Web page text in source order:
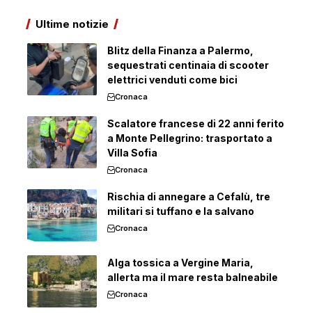
Ultime notizie
Blitz della Finanza a Palermo,
sequestrati centinaia di scooter
elettrici venduti come bici
Cronaca
Scalatore francese di 22 anni ferito
a Monte Pellegrino: trasportato a
Villa Sofia
Cronaca
Rischia di annegare a Cefalù, tre
militari si tuffano e la salvano
Cronaca
Alga tossica a Vergine Maria,
allerta ma il mare resta balneabile
Cronaca